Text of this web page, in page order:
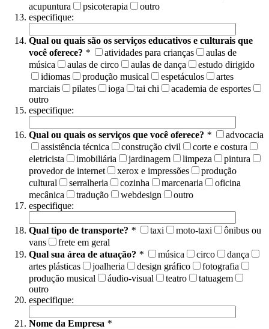
acupuntura
psicoterapia
outro
especifique:
Qual ou quais são os serviços educativos e culturais que
você oferece? * atividades para crianças
aulas de
música
aulas de circo aulas de dança
estudo dirigido
idiomas
produção musical espetáculos
artes
marciais
pilates ioga tai chi
academia de esportes
outro
especifique:
Qual ou quais os serviços que você oferece? *
advocacia
assistência técnica
construção civil
corte e costura
eletricista
imobiliária jardinagem limpeza
pintura
provedor de internet
xerox e impressões
produção
cultural
serralheria cozinha marcenaria
oficina
mecânica
tradução webdesign
outro
especifique:
Qual tipo de transporte? * taxi moto-taxi
ônibus ou
vans
frete em geral
Qual sua área de atuação? * música circo
dança
artes plásticas
joalheria design gráfico
fotografia
produção musical
áudio-visual teatro
tatuagem
outro
especifique:
Nome da Empresa *